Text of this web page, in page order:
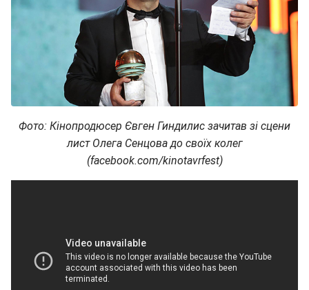
Фото: Кінопродюсер Євген Гиндилис зачитав зі сцени
лист Олега Сенцова до своїх колег
(facebook.com/kinotavrfest)